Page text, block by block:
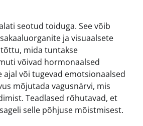
seotud toiduga. See võib
ja visuaalsete
mida tuntakse
võivad hormonaalsed
või tugevad emotsionaalsed
mõjutada vagusnärvi, mis
Teadlased rõhutavad, et
selle põhjuse mõistmisest.